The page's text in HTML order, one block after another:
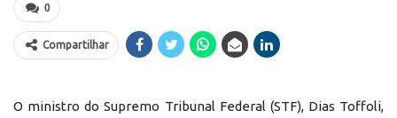
0
Compartilhar
O ministro do Supremo Tribunal Federal (STF), Dias Toffoli,